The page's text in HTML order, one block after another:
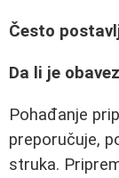
Često
Da li je
Pohađanje
preporučuje,
struka.